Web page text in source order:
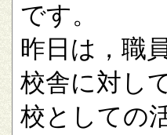
です。
昨日は，職
校舎に対し
校としての